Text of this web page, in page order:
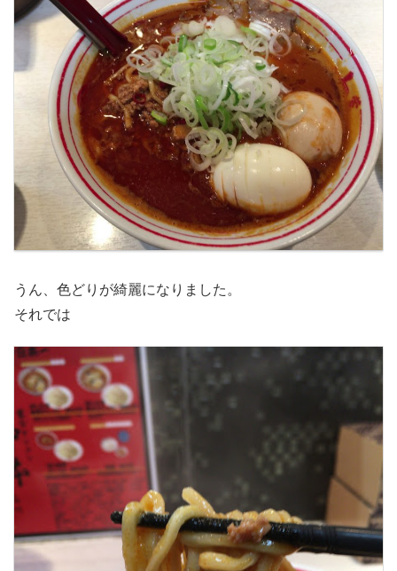
うん、色どりが綺麗になりました。
それでは